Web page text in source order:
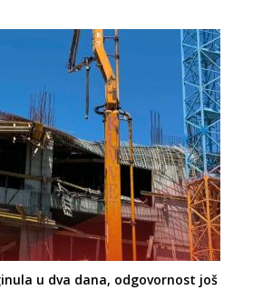
u dva dana, odgovornost još